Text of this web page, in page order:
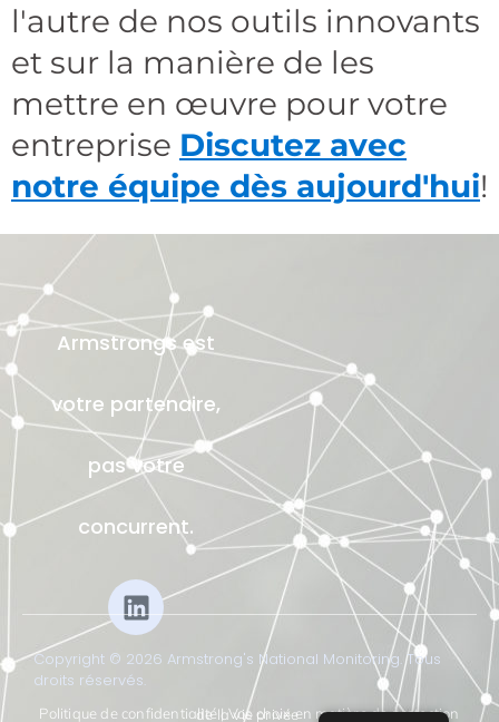
l'autre de nos outils innovants
et sur la manière de les
mettre en œuvre pour votre
entreprise Discutez avec
notre équipe dès aujourd'hui!
Armstrongs est
votre partenaire,
pas votre
concurrent.
Copyright © 2026 Armstrong's National Monitoring. Tous
droits réservés.
Politique de confidentialité|
Vos choix en matière de protection de la vie privée